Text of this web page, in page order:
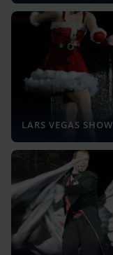
LARS VEGAS SHOW